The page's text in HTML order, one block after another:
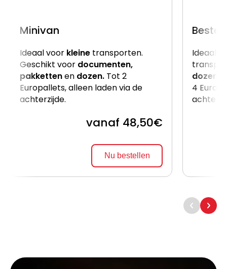
Minivan
Ideaal voor kleine transporten.
Geschikt voor documenten,
pakkettenen dozen. Tot 2
Europallets, alleen laden via de
achterzijde.
vanaf 48,50€
Nu bestellen
Ideaal
dozen
4